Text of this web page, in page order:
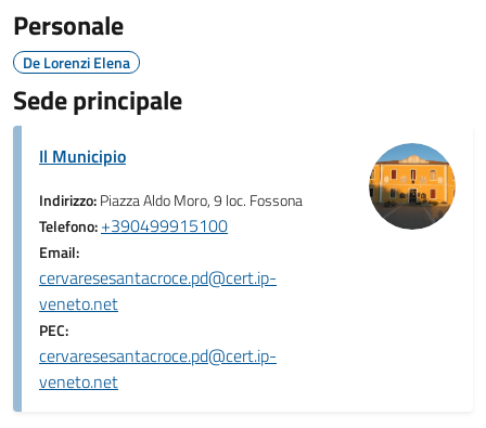
Personale
De Lorenzi Elena
Sede principale
Il Municipio
Indirizzo:Piazza Aldo Moro, 9 loc. Fossona
Telefono:+390499915100
Email:
cervaresesantacroce.pd@cert.ip-
veneto.net
PEC:
cervaresesantacroce.pd@cert.ip-
veneto.net